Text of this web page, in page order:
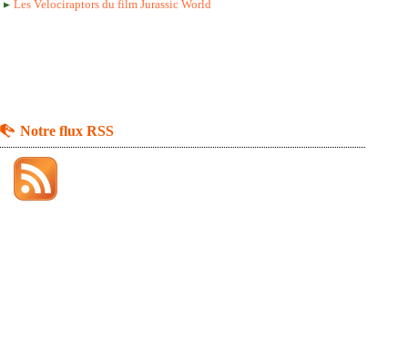
Les Velociraptors du film Jurassic World
Notre flux RSS